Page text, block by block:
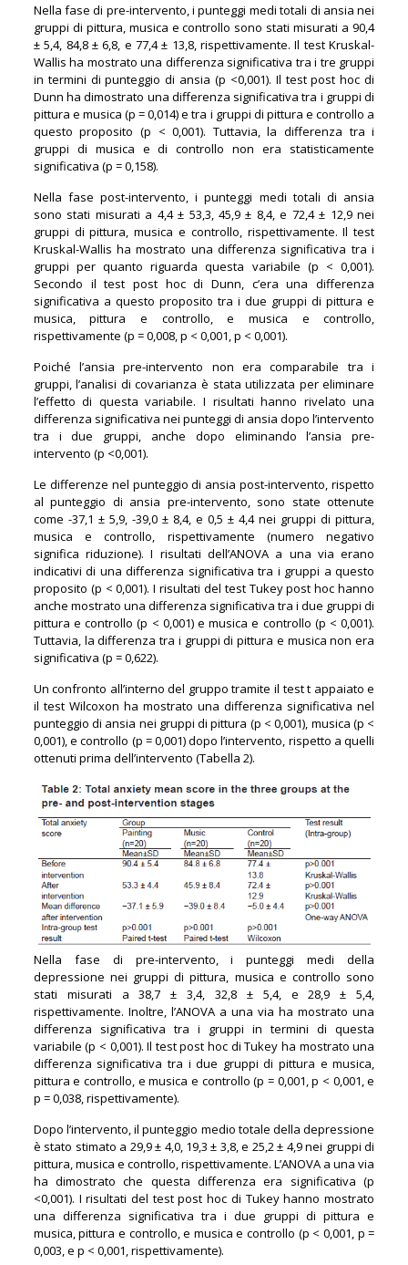
Nella fase di pre-intervento, i punteggi medi totali di ansia nei
gruppi di pittura, musica e controllo sono stati misurati a 90,4
± 5,4, 84,8 ± 6,8, e 77,4 ± 13,8, rispettivamente. Il test Kruskal-
Wallis ha mostrato una differenza significativa tra i tre gruppi
in termini di punteggio di ansia (p <0,001). Il test post hoc di
Dunn ha dimostrato una differenza significativa tra i gruppi di
pittura e musica (p = 0,014) e tra i gruppi di pittura e controllo a
questo proposito (p < 0,001). Tuttavia, la differenza tra i
gruppi di musica e di controllo non era statisticamente
significativa (p = 0,158).
Nella fase post-intervento, i punteggi medi totali di ansia
sono stati misurati a 4,4 ± 53,3, 45,9 ± 8,4, e 72,4 ± 12,9 nei
gruppi di pittura, musica e controllo, rispettivamente. Il test
Kruskal-Wallis ha mostrato una differenza significativa tra i
gruppi per quanto riguarda questa variabile (p < 0,001).
Secondo il test post hoc di Dunn, c’era una differenza
significativa a questo proposito tra i due gruppi di pittura e
musica, pittura e controllo, e musica e controllo,
rispettivamente (p = 0,008, p < 0,001, p < 0,001).
Poiché l’ansia pre-intervento non era comparabile tra i
gruppi, l’analisi di covarianza è stata utilizzata per eliminare
l’effetto di questa variabile. I risultati hanno rivelato una
differenza significativa nei punteggi di ansia dopo l’intervento
tra i due gruppi, anche dopo eliminando l’ansia pre-
intervento (p <0,001).
Le differenze nel punteggio di ansia post-intervento, rispetto
al punteggio di ansia pre-intervento, sono state ottenute
come -37,1 ± 5,9, -39,0 ± 8,4, e 0,5 ± 4,4 nei gruppi di pittura,
musica e controllo, rispettivamente (numero negativo
significa riduzione). I risultati dell’ANOVA a una via erano
indicativi di una differenza significativa tra i gruppi a questo
proposito (p < 0,001). I risultati del test Tukey post hoc hanno
anche mostrato una differenza significativa tra i due gruppi di
pittura e controllo (p < 0,001) e musica e controllo (p < 0,001).
Tuttavia, la differenza tra i gruppi di pittura e musica non era
significativa (p = 0,622).
Un confronto all’interno del gruppo tramite il test t appaiato e
il test Wilcoxon ha mostrato una differenza significativa nel
punteggio di ansia nei gruppi di pittura (p < 0,001), musica (p <
0,001), e controllo (p = 0,001) dopo l’intervento, rispetto a quelli
ottenuti prima dell’intervento (Tabella 2).
Nella fase di pre-intervento, i punteggi medi della
depressione nei gruppi di pittura, musica e controllo sono
stati misurati a 38,7 ± 3,4, 32,8 ± 5,4, e 28,9 ± 5,4,
rispettivamente. Inoltre, l’ANOVA a una via ha mostrato una
differenza significativa tra i gruppi in termini di questa
variabile (p < 0,001). Il test post hoc di Tukey ha mostrato una
differenza significativa tra i due gruppi di pittura e musica,
pittura e controllo, e musica e controllo (p = 0,001, p < 0,001, e
p = 0,038, rispettivamente).
Dopo l’intervento, il punteggio medio totale della depressione
è stato stimato a 29,9 ± 4,0, 19,3 ± 3,8, e 25,2 ± 4,9 nei gruppi di
pittura, musica e controllo, rispettivamente. L’ANOVA a una via
ha dimostrato che questa differenza era significativa (p
<0,001). I risultati del test post hoc di Tukey hanno mostrato
una differenza significativa tra i due gruppi di pittura e
musica, pittura e controllo, e musica e controllo (p < 0,001, p =
0,003, e p < 0,001, rispettivamente).